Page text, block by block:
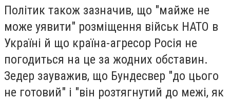
Політик також зазначив, що "майже не
може уявити" розміщення військ НАТО в
Україні й що країна-агресор Росія не
погодиться на це за жодних обставин.
Зедер зауважив, що Бундесвер "до цього
не готовий" і "він розтягнутий до межі, як